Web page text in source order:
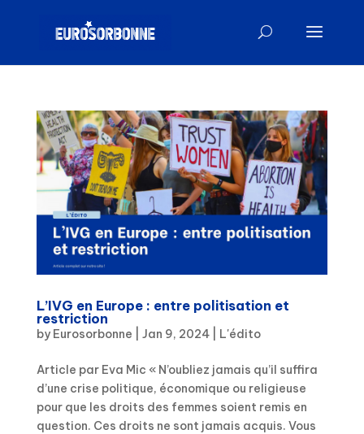
L’IVG en Europe : entre politisation et
restriction
by Eurosorbonne Jan 9, 2024| L'édito
Article par Eva Mic « N’oubliez jamais qu’il suffira
d’une crise politique, économique ou religieuse
pour que les droits des femmes soient remis en
question. Ces droits ne sont jamais acquis. Vous